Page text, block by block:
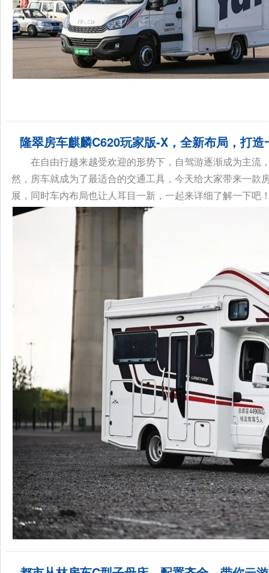
隆翠房车麒麟C620玩家版-X，全新布局，打
在自由行越来越受欢迎的形势下，自驾游逐渐成为主
然，房车就成为了最适合的交通工具，今天给大家带来一
展，同时车内布局也让人耳目一新，一起来详细了解一下吧